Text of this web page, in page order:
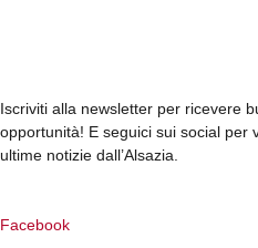
Iscriviti alla newsletter per ricevere
opportunità! E seguici sui social per
ultime notizie dall’Alsazia.
Facebook